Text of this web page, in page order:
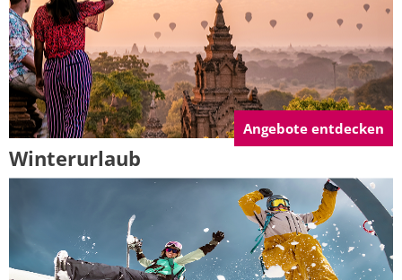
Angebote entdecken
Winterurlaub